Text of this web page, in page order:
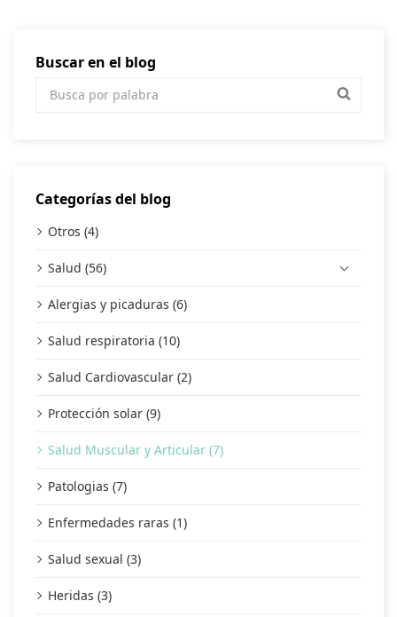
Buscar en el blog
Categorías del blog
Otros (4)
Salud (56)
Alergias y picaduras (6)
Salud respiratoria (10)
Salud Cardiovascular (2)
Protección solar (9)
Salud Muscular y Articular (7)
Patologias (7)
Enfermedades raras (1)
Salud sexual (3)
Heridas (3)